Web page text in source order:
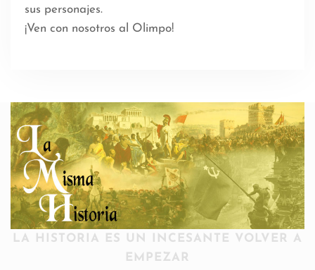
sus personajes.
¡Ven con nosotros al Olimpo!
LA HISTORIA ES UN INCESANTE VOLVER A
EMPEZAR